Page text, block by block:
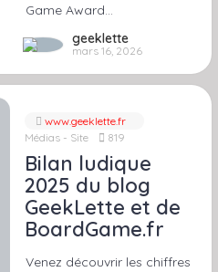
Game Award…
geeklette
mars 16, 2026
www.geeklette.fr
Médias - Site
819
Bilan ludique
2025 du blog
GeekLette et de
BoardGame.fr
Venez découvrir les chiffres